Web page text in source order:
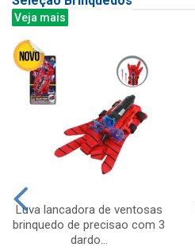
Veja mais
Luva lancadora de ventosas
brinquedo de precisao com 3
dardo...